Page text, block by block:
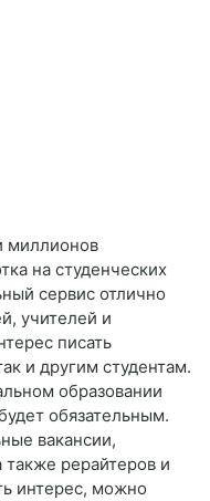
миллионов
на студенческих
сервис отлично
учителей и
писать
и другим студентам.
образовании
обязательным.
вакансии,
рерайтеров и
интерес, можно